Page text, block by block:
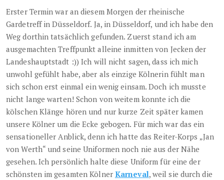
Erster Termin war an diesem Morgen der rheinische
Gardetreff in Düsseldorf. Ja, in Düsseldorf, und ich habe den
Weg dorthin tatsächlich gefunden. Zuerst stand ich am
ausgemachten Treffpunkt alleine inmitten von Jecken der
Landeshauptstadt :)) Ich will nicht sagen, dass ich mich
unwohl gefühlt habe, aber als einzige Kölnerin fühlt man
sich schon erst einmal ein wenig einsam. Doch ich musste
nicht lange warten! Schon von weitem konnte ich die
kölschen Klänge hören und nur kurze Zeit später kamen
unsere Kölner um die Ecke gebogen. Für mich war das ein
sensationeller Anblick, denn ich hatte das Reiter-Korps „Jan
von Werth“ und seine Uniformen noch nie aus der Nähe
gesehen. Ich persönlich halte diese Uniform für eine der
schönsten im gesamten Kölner Karneval, weil sie durch die